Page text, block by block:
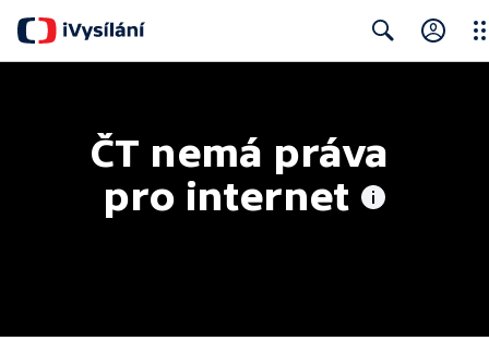
ČT nemá práva
pro internet